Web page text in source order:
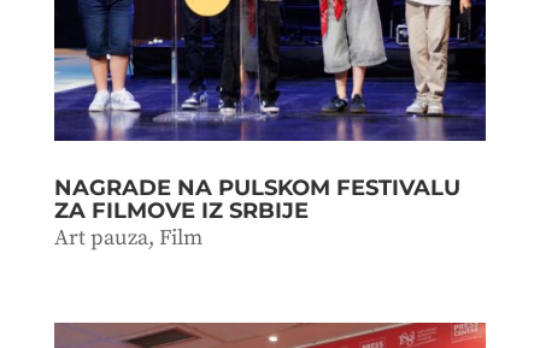
NAGRADE NA PULSKOM FESTIVALU
ZA FILMOVE IZ SRBIJE
Art pauza, Film